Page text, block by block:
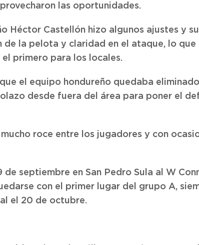
las oportunidades.
Héctor Castellón hizo algunos ajustes y su
la pelota y claridad en el ataque, lo que
primero para los locales.
el equipo hondureño quedaba
desde fuera del área para poner el
roce entre los jugadores y con
septiembre en San Pedro Sula al W
con el primer lugar del grupo A,
el 20 de octubre.